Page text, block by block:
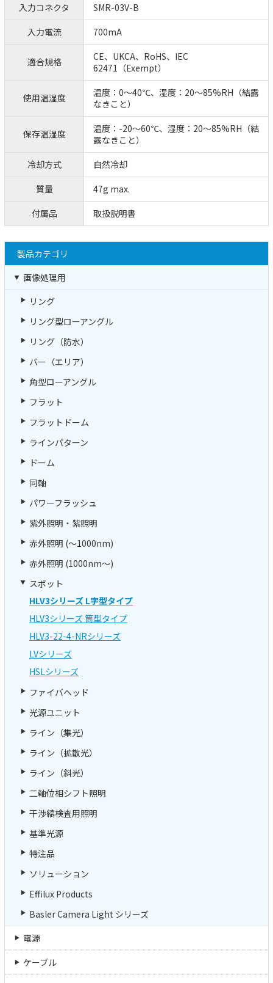
入力コネクタ
SMR-03V-B
入力電流
700mA
適合規格
CE、UKCA、RoHS、IEC
62471（Exempt）
使用温湿度
温度：0～40℃、湿度：20～85%RH（結露
なきこと）
保存温湿度
温度：-20～60℃、湿度：20～85%RH（結
露なきこと）
冷却方式
自然冷却
質量
47g max.
付属品
取扱説明書
製品カテゴリ
画像処理用
リング
リング型ローアングル
リング（防水）
バー（エリア）
角型ローアングル
フラット
フラットドーム
ラインパターン
ドーム
同軸
パワーフラッシュ
紫外照明・紫照明
赤外照明 (～1000nm)
赤外照明 (1000nm～)
スポット
HLV3シリーズ L字型タイプ
HLV3シリーズ 筒型タイプ
HLV3-22-4-NRシリーズ
LVシリーズ
HSLシリーズ
ファイバヘッド
光源ユニット
ライン（集光）
ライン（拡散光）
ライン（斜光）
二軸位相シフト照明
干渉縞検査用照明
基準光源
特注品
ソリューション
Effilux Products
Basler Camera Light シリーズ
電源
ケーブル